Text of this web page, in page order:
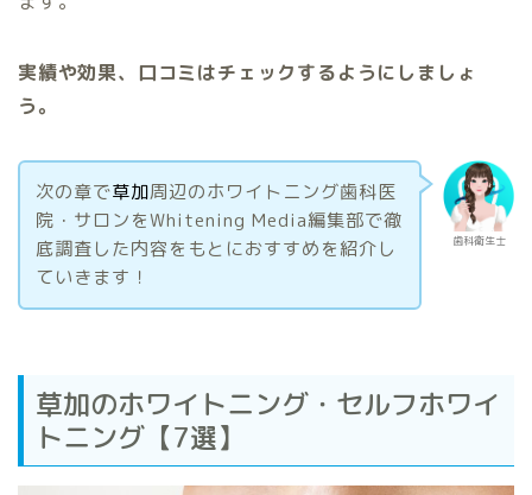
実績や効果、口コミはチェックするようにしましょ
う。
歯科衛生士
次の章で草加周辺のホワイトニング歯科医
院・サロンをWhitening Media編集部で徹
底調査した内容をもとにおすすめを紹介し
ていきます！
草加のホワイトニング・セルフホワイ
トニング【7選】